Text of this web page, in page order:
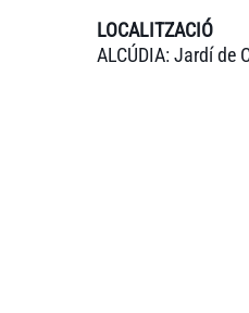
LOCALITZACIÓ
ALCÚDIA: Jardí de